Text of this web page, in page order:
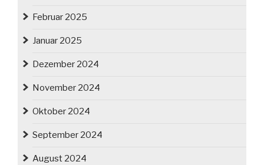
Februar 2025
Januar 2025
Dezember 2024
November 2024
Oktober 2024
September 2024
August 2024